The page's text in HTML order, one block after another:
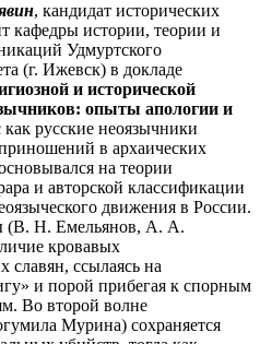
, кандидат исторических
кафедры истории, теории и
Удмуртского
(г. Ижевск) в докладе
и исторической
опыты апологии и
как русские неоязычники
в архаических
на теории
и авторской классификации
движения в России.
(В. Н. Емельянов, А. А.
кровавых
ссылаясь на
и порой прибегая к спорным
Во второй волне
Мурина) сохраняется